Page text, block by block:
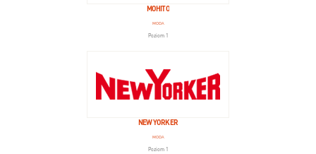
MOHITO
MODA
Poziom 1
NEW YORKER
MODA
Poziom 1